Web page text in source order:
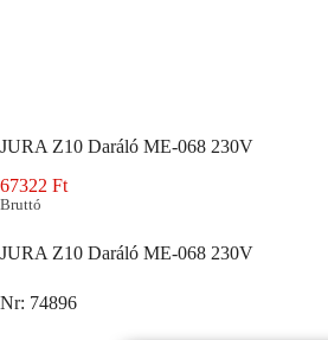
JURA Z10 Daráló ME-068 230V
67322 Ft
Bruttó
JURA Z10 Daráló ME-068 230V
Nr: 74896